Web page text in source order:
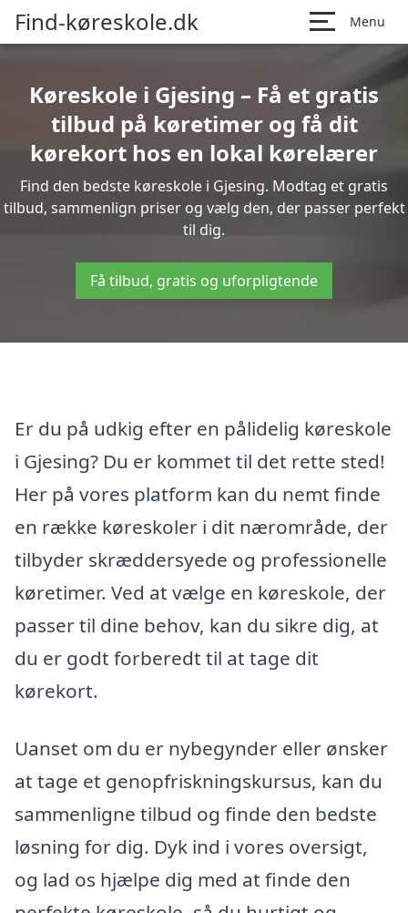
Find-køreskole.dk Menu
Køreskole i Gjesing – Få et gratis
tilbud på køretimer og få dit
kørekort hos en lokal kørelærer
Find den bedste køreskole i Gjesing. Modtag et gratis
tilbud, sammenlign priser og vælg den, der passer perfekt
til dig.
Få tilbud, gratis og uforpligtende
Er du på udkig efter en pålidelig køreskole
i Gjesing? Du er kommet til det rette sted!
Her på vores platform kan du nemt finde
en række køreskoler i dit nærområde, der
tilbyder skræddersyede og professionelle
køretimer. Ved at vælge en køreskole, der
passer til dine behov, kan du sikre dig, at
du er godt forberedt til at tage dit
kørekort.
Uanset om du er nybegynder eller ønsker
at tage et genopfriskningskursus, kan du
sammenligne tilbud og finde den bedste
løsning for dig. Dyk ind i vores oversigt,
og lad os hjælpe dig med at finde den